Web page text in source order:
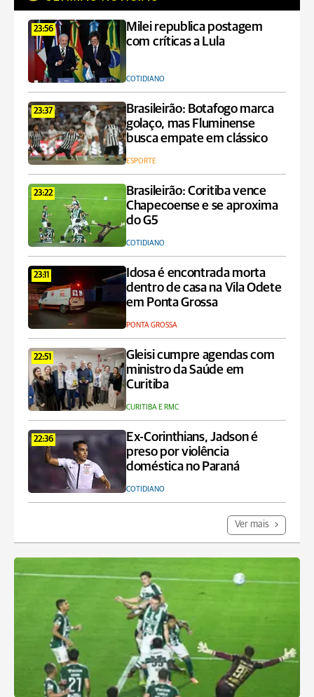
23:56
Milei republica postagem
com críticas a Lula
COTIDIANO
23:37
Brasileirão: Botafogo marca
golaço, mas Fluminense
busca empate em clássico
ESPORTE
23:22
Brasileirão: Coritiba vence
Chapecoense e se aproxima
do G5
COTIDIANO
23:11
Idosa é encontrada morta
dentro de casa na Vila Odete
em Ponta Grossa
PONTA GROSSA
22:51
Gleisi cumpre agendas com
ministro da Saúde em
Curitiba
CURITIBA E RMC
22:36
Ex-Corinthians, Jadson é
preso por violência
doméstica no Paraná
COTIDIANO
Ver mais